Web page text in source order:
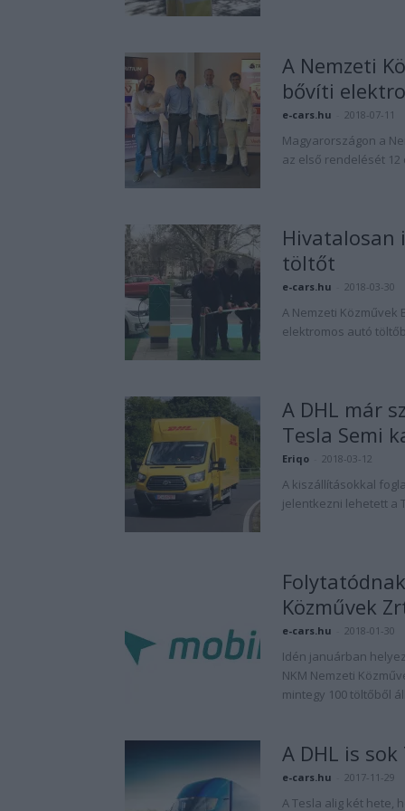
A Nemzeti
bővíti
e-cars.hu 2018-07-11
Magyarországon a
az első rendelését 12
Hivatalosan
töltőt
e-cars.hu 2018-03-30
A Nemzeti Közművek
elektromos autó
A DHL már
Tesla Semi
Eriqo 2018-03-12
A kiszállításokkal
jelentkezni lehetett a
Közművek
e-cars.hu 2018-01-30
Idén januárban
NKM Nemzeti
mintegy 100 töltőből
A DHL is
e-cars.hu 2017-11-29
A Tesla alig két hete,